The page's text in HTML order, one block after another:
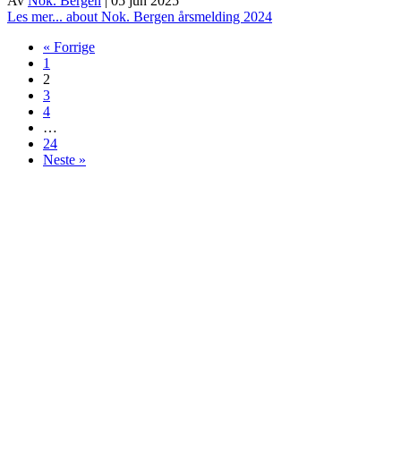
Les mer... about Nok. Bergen årsmelding 2024
« Forrige
1
2
3
4
…
24
Neste »